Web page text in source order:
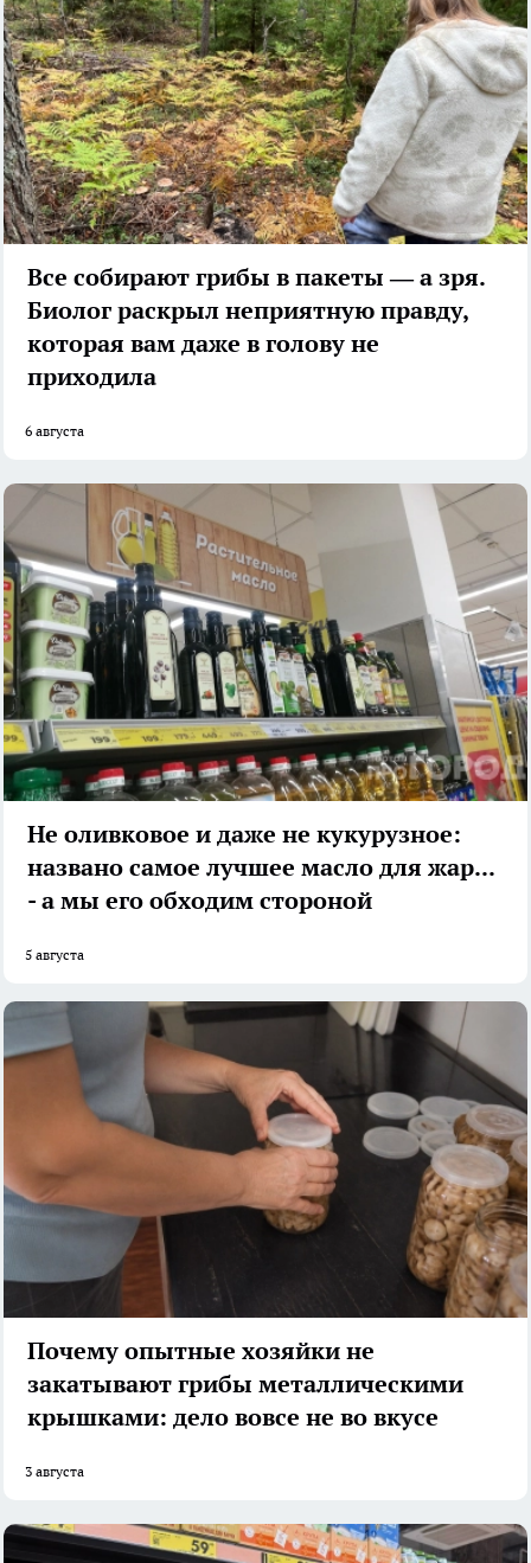
Все собирают грибы в пакеты — а зря.
Биолог раскрыл неприятную правду,
которая вам даже в голову не
приходила
6 августа
Не оливковое и даже не кукурузное:
названо самое лучшее масло для жарки
- а мы его обходим стороной
5 августа
Почему опытные хозяйки не
закатывают грибы металлическими
крышками: дело вовсе не во вкусе
3 августа